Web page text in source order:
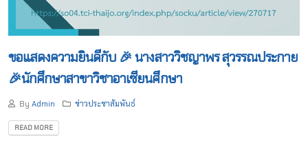
ขอแสดงความยินดีกับ 🎉 นางสาววิชญาพร สุวรรณประกาย
🎉นักศึกษาสาขาวิชาอาเซียนศึกษา
By Admin ข่าวประชาสัมพันธ์
READ MORE